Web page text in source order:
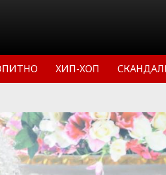
ХИП-ХОП